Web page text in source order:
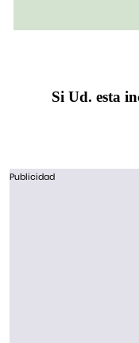
Si Ud. esta
Publicidad